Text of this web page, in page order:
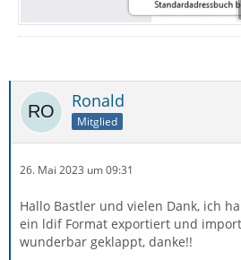
Ronald
Mitglied
26. Mai 2023 um 09:31
Hallo Bastler und vielen Dank, ich
ein ldif Format exportiert und
wunderbar geklappt, danke!!